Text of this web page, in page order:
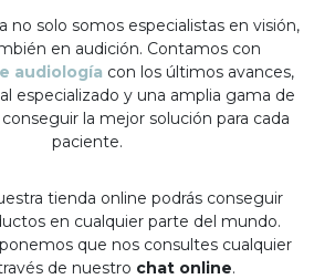
no solo somos especialistas en visión,
en audición. Contamos con
audiología con los últimos avances,
especializado y una amplia gama de
la mejor solución para cada
paciente.
tienda online podrás conseguir
en cualquier parte del mundo.
que nos consultes cualquier
de nuestro chat online.